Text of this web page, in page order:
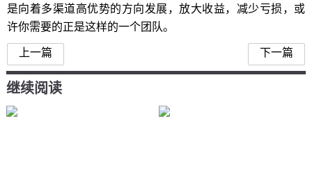
是向着多渠道高优势的方向发展，放大收益，减少亏损，或
许你需要的正是这样的一个团队。
上一篇 下一篇
继续阅读